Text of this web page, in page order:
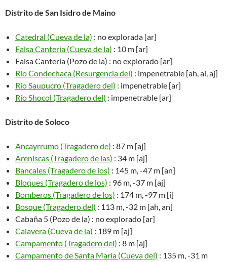
Distrito de San Isidro de Maino
Catedral (Cueva de la) : no explorada [ar]
Falsa Cantería (Cueva de la) : 10 m [ar]
Falsa Cantería (Pozo de la) : no explorado [ar]
Río Condechaca (Resurgencia del) : impenetrable [ah, ai, aj]
Río Saupucro (Tragadero del) : impenetrable [ar]
Río Shocol (Tragadero del) : impenetrable [ar]
Distrito de Soloco
Ancayrrumo (Tragadero de) : 87 m [aj]
Areniscas (Tragadero de las) : 34 m [aj]
Bancales (Tragadero de los) : 145 m, -47 m [an]
Bloques (Tragadero de los) : 96 m, -37 m [aj]
Bomberos (Tragadero de los) : 174 m, -97 m [i]
Bosque (Tragadero del) : 113 m, -32 m [ah, an]
Cabaña 5 (Pozo de la) : no explorado [ar]
Calavera (Cueva de la) : 189 m [aj]
Campamento (Tragadero del) : 8 m [aj]
Campamento de Santa María (Cueva del) : 135 m, -31 m